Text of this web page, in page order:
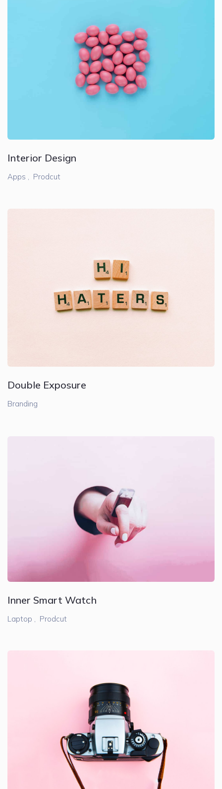
Interior Design
Apps , Prodcut
Double Exposure
Branding
Inner Smart Watch
Laptop , Prodcut